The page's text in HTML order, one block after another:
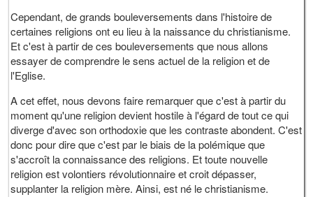
Cependant, de grands bouleversements dans l'histoire de
certaines religions ont eu lieu à la naissance du christianisme.
Et c'est à partir de ces bouleversements que nous allons
essayer de comprendre le sens actuel de la religion et de
l'Eglise.
A cet effet, nous devons faire remarquer que c'est à partir du
moment qu'une religion devient hostile à l'égard de tout ce qui
diverge d'avec son orthodoxie que les contraste abondent. C'est
donc pour dire que c'est par le biais de la polémique que
s'accroît la connaissance des religions. Et toute nouvelle
religion est volontiers révolutionnaire et croit dépasser,
supplanter la religion mère. Ainsi, est né le christianisme.